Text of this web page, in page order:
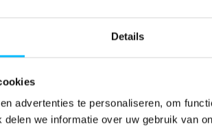
Details
advertenties te personaliseren, om
we informatie over uw gebruik van